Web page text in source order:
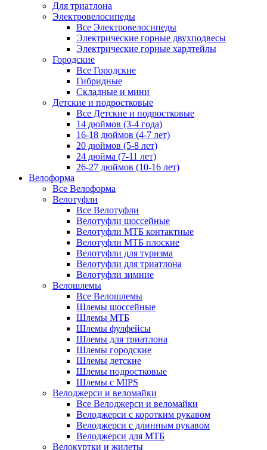
Для триатлона
Электровелосипеды
Все Электровелосипеды
Электрические горные двухподвесы
Электрические горные хардтейлы
Городские
Все Городские
Гибридные
Складные и мини
Детские и подростковые
Все Детские и подростковые
14 дюймов (3-4 года)
16-18 дюймов (4-7 лет)
20 дюймов (5-8 лет)
24 дюйма (7-11 лет)
26-27 дюймов (10-16 лет)
Велоформа
Все Велоформа
Велотуфли
Все Велотуфли
Велотуфли шоссейные
Велотуфли МТБ контактные
Велотуфли МТБ плоские
Велотуфли для туризма
Велотуфли для триатлона
Велотуфли зимние
Велошлемы
Все Велошлемы
Шлемы шоссейные
Шлемы МТБ
Шлемы фулфейсы
Шлемы для триатлона
Шлемы городские
Шлемы детские
Шлемы подростковые
Шлемы с MIPS
Велоджерси и веломайки
Все Велоджерси и веломайки
Велоджерси с коротким рукавом
Велоджерси с длинным рукавом
Велоджерси для МТБ
Велокуртки и жилеты